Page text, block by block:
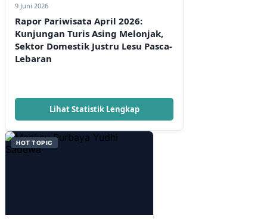
9 Juni 2026
Rapor Pariwisata April 2026:
Kunjungan Turis Asing Melonjak,
Sektor Domestik Justru Lesu Pasca-
Lebaran
Lihat Statistik Lengkap
HOT TOPIC